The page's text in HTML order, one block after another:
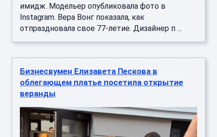
имидж. Модельер опубликовала фото в
Instagram. Вера Вонг показала, как
отпраздновала свое 77-летие. Дизайнер п ...
Бизнесвумен Елизавета Пескова в
облегающем платье посетила открытие
веранды